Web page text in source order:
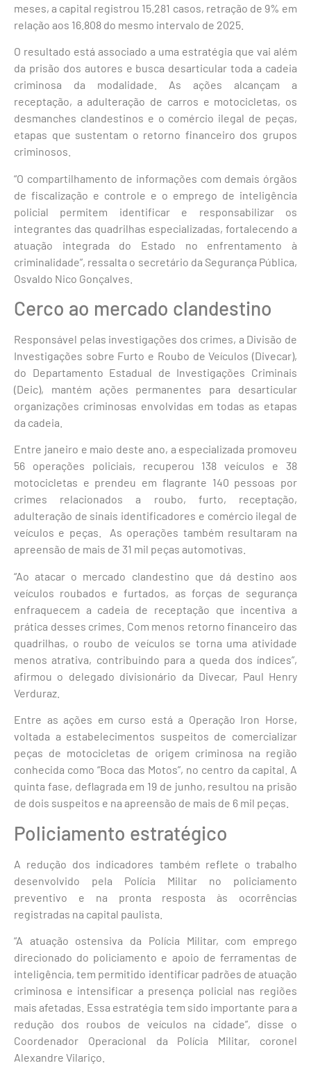
meses, a capital registrou 15.281 casos, retração de 9% em
relação aos 16.808 do mesmo intervalo de 2025.
O resultado está associado a uma estratégia que vai além
da prisão dos autores e busca desarticular toda a cadeia
criminosa da modalidade. As ações alcançam a
receptação, a adulteração de carros e motocicletas, os
desmanches clandestinos e o comércio ilegal de peças,
etapas que sustentam o retorno financeiro dos grupos
criminosos.
“O compartilhamento de informações com demais órgãos
de fiscalização e controle e o emprego de inteligência
policial permitem identificar e responsabilizar os
integrantes das quadrilhas especializadas, fortalecendo a
atuação integrada do Estado no enfrentamento à
criminalidade”, ressalta o secretário da Segurança Pública,
Osvaldo Nico Gonçalves.
Cerco ao mercado clandestino
Responsável pelas investigações dos crimes, a Divisão de
Investigações sobre Furto e Roubo de Veículos (Divecar),
do Departamento Estadual de Investigações Criminais
(Deic), mantém ações permanentes para desarticular
organizações criminosas envolvidas em todas as etapas
da cadeia.
Entre janeiro e maio deste ano, a especializada promoveu
56 operações policiais, recuperou 138 veículos e 38
motocicletas e prendeu em flagrante 140 pessoas por
crimes relacionados a roubo, furto, receptação,
adulteração de sinais identificadores e comércio ilegal de
veículos e peças. As operações também resultaram na
apreensão de mais de 31 mil peças automotivas.
“Ao atacar o mercado clandestino que dá destino aos
veículos roubados e furtados, as forças de segurança
enfraquecem a cadeia de receptação que incentiva a
prática desses crimes. Com menos retorno financeiro das
quadrilhas, o roubo de veículos se torna uma atividade
menos atrativa, contribuindo para a queda dos índices”,
afirmou o delegado divisionário da Divecar, Paul Henry
Verduraz.
Entre as ações em curso está a Operação Iron Horse,
voltada a estabelecimentos suspeitos de comercializar
peças de motocicletas de origem criminosa na região
conhecida como “Boca das Motos”, no centro da capital. A
quinta fase, deflagrada em 19 de junho, resultou na prisão
de dois suspeitos e na apreensão de mais de 6 mil peças.
Policiamento estratégico
A redução dos indicadores também reflete o trabalho
desenvolvido pela Polícia Militar no policiamento
preventivo e na pronta resposta às ocorrências
registradas na capital paulista.
“A atuação ostensiva da Polícia Militar, com emprego
direcionado do policiamento e apoio de ferramentas de
inteligência, tem permitido identificar padrões de atuação
criminosa e intensificar a presença policial nas regiões
mais afetadas. Essa estratégia tem sido importante para a
redução dos roubos de veículos na cidade”, disse o
Coordenador Operacional da Polícia Militar, coronel
Alexandre Vilariço.